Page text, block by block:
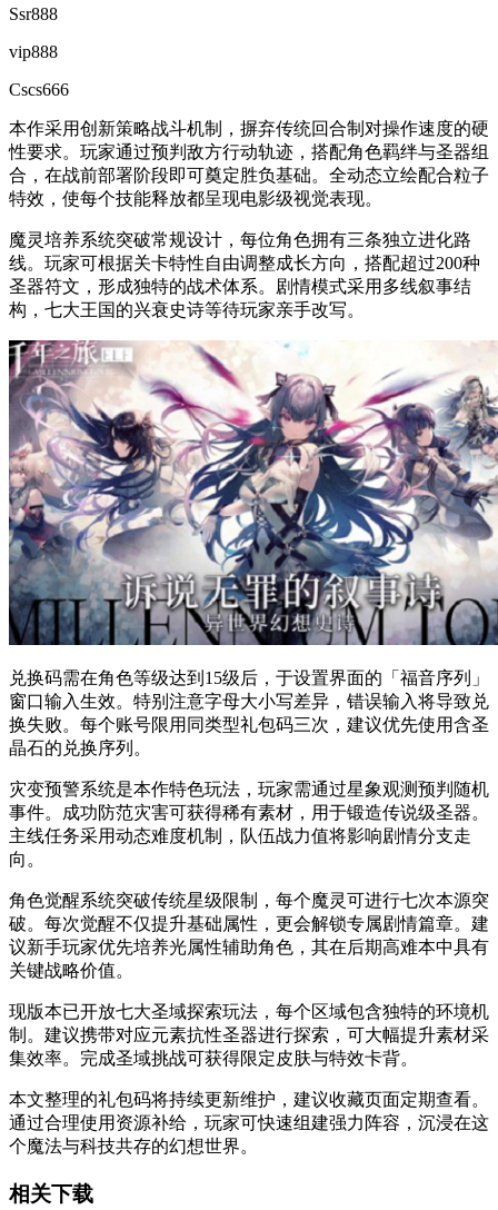
Ssr888
vip888
Cscs666
本作采用创新策略战斗机制，摒弃传统回合制对操作速度的硬
性要求。玩家通过预判敌方行动轨迹，搭配角色羁绊与圣器组
合，在战前部署阶段即可奠定胜负基础。全动态立绘配合粒子
特效，使每个技能释放都呈现电影级视觉表现。
魔灵培养系统突破常规设计，每位角色拥有三条独立进化路
线。玩家可根据关卡特性自由调整成长方向，搭配超过200种
圣器符文，形成独特的战术体系。剧情模式采用多线叙事结
构，七大王国的兴衰史诗等待玩家亲手改写。
兑换码需在角色等级达到15级后，于设置界面的「福音序列」
窗口输入生效。特别注意字母大小写差异，错误输入将导致兑
换失败。每个账号限用同类型礼包码三次，建议优先使用含圣
晶石的兑换序列。
灾变预警系统是本作特色玩法，玩家需通过星象观测预判随机
事件。成功防范灾害可获得稀有素材，用于锻造传说级圣器。
主线任务采用动态难度机制，队伍战力值将影响剧情分支走
向。
角色觉醒系统突破传统星级限制，每个魔灵可进行七次本源突
破。每次觉醒不仅提升基础属性，更会解锁专属剧情篇章。建
议新手玩家优先培养光属性辅助角色，其在后期高难本中具有
关键战略价值。
现版本已开放七大圣域探索玩法，每个区域包含独特的环境机
制。建议携带对应元素抗性圣器进行探索，可大幅提升素材采
集效率。完成圣域挑战可获得限定皮肤与特效卡背。
本文整理的礼包码将持续更新维护，建议收藏页面定期查看。
通过合理使用资源补给，玩家可快速组建强力阵容，沉浸在这
个魔法与科技共存的幻想世界。
相关下载